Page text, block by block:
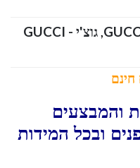
,
גוצ'י - GUCCI
והמבצעים
ובכל המידות